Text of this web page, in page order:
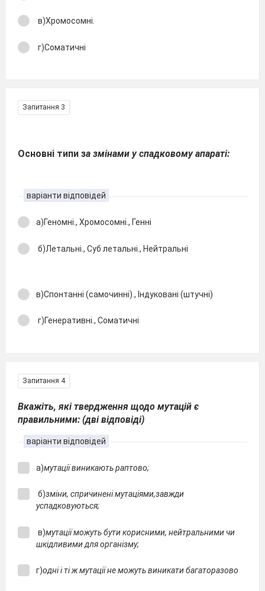
в)Хромосомні.
г)Соматичні
Запитання 3
Основні типи за змінами у спадковому апараті:
варіанти відповідей
а)Геномні., Хромосомні., Генні
б)Летальні., Суб летальні., Нейтральні
в)Спонтанні (самочинні)., Індуковані (штучні)
г)Генеративні., Соматичні
Запитання 4
Вкажіть, які твердження щодо мутацій є
правильними: (дві відповіді)
варіанти відповідей
а)мутації виникають раптово;
б)зміни, спричинені мутаціями,завжди
успадковуються;
в)мутації можуть бути корисними, нейтральними чи
шкідливими для організму;
г)одні і ті ж мутації не можуть виникати багаторазово